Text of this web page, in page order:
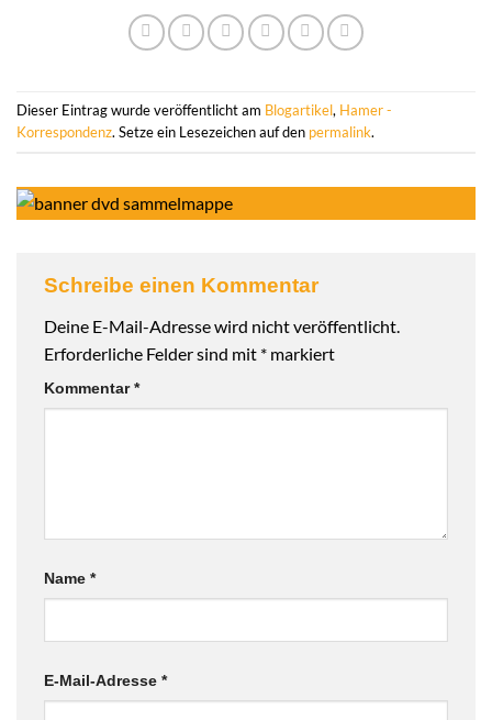
Dieser Eintrag wurde veröffentlicht am Blogartikel, Hamer -
Korrespondenz. Setze ein Lesezeichen auf den permalink.
Schreibe einen Kommentar
Deine E-Mail-Adresse wird nicht veröffentlicht.
Erforderliche Felder sind mit * markiert
Kommentar*
Name *
E-Mail-Adresse *